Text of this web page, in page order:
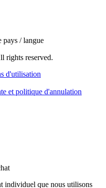
pays / langue
rights reserved.
d'utilisation
et politique d'annulation
individuel que nous utilisons